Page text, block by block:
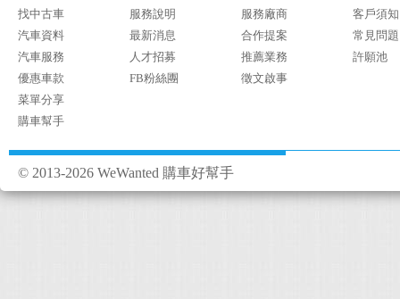
找中古車
汽車資料
汽車服務
優惠車款
菜單分享
購車幫手
服務說明
最新消息
人才招募
FB粉絲團
服務廠商
合作提案
推薦業務
徵文啟事
客戶須知
常見問題
許願池
© 2013-2026 WeWanted 購車好幫手